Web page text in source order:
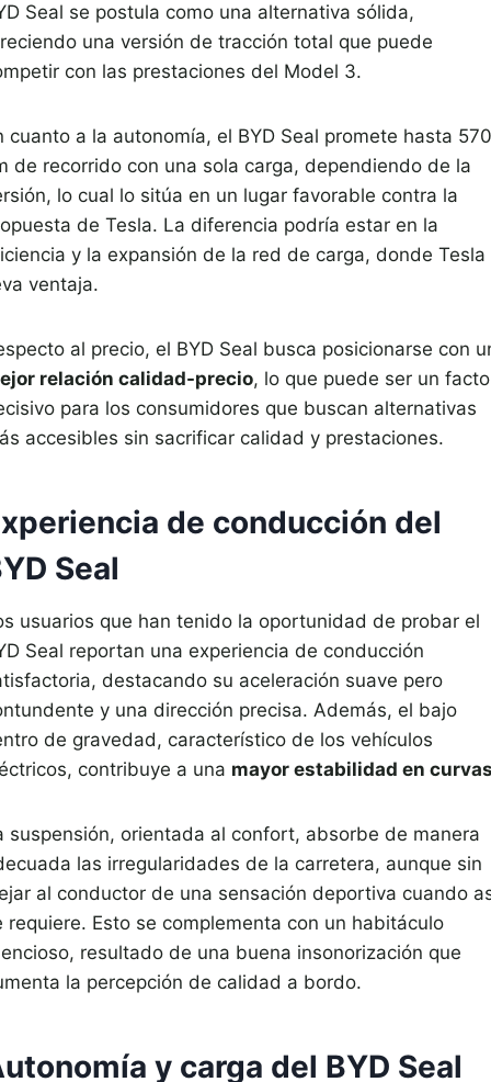
Seal se postula como una alternativa sólida,
una versión de tracción total que puede
con las prestaciones del Model 3.
cuanto a la autonomía, el BYD Seal promete hasta 570
de recorrido con una sola carga, dependiendo de la
lo cual lo sitúa en un lugar favorable contra la
de Tesla. La diferencia podría estar en la
y la expansión de la red de carga, donde Tesla
ventaja.
al precio, el BYD Seal busca posicionarse con
relación calidad-precio, lo que puede ser un
para los consumidores que buscan alternativas
accesibles sin sacrificar calidad y prestaciones.
de conducción del
Seal
usuarios que han tenido la oportunidad de probar el
Seal reportan una experiencia de conducción
destacando su aceleración suave pero
y una dirección precisa. Además, el bajo
de gravedad, característico de los vehículos
contribuye a una mayor estabilidad en
suspensión, orientada al confort, absorbe de manera
las irregularidades de la carretera, aunque sin
al conductor de una sensación deportiva cuando
requiere. Esto se complementa con un habitáculo
resultado de una buena insonorización que
la percepción de calidad a bordo.
y carga del BYD Seal